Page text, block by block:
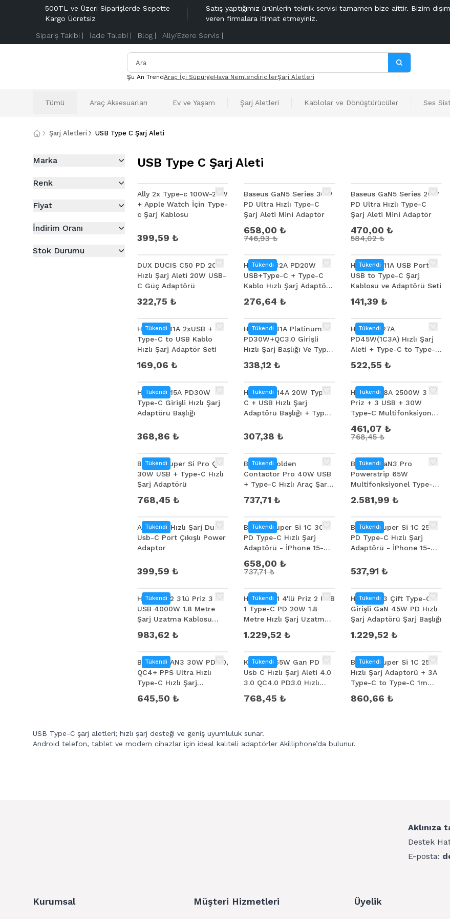
500TL ve Üzeri Siparişlerde Sepette
Kargo Ücretsiz
Satış yaptığımız ürünlerin teknik servisi tamamen bize aittir. Bizim
veren firmalara itimat etmeyiniz.
Sipariş Takibi | İade Talebi | Blog | Ally/Ezere Servis |
Şu An TrendAraç İçi SüpürgeHava NemlendiricilerŞarj Aletleri
Tümü Araç Aksesuarları Ev ve Yaşam Şarj Aletleri Kablolar ve Dönüştürücüler Ses
Şarj Aletleri USB Type C Şarj Aleti
Marka
Renk
Fiyat
İndirim Oranı
Stok Durumu
USB Type C Şarj Aleti
Ally 2x Type-c 100W-27W
+ Apple Watch İçin Type-
c Şarj Kablosu
399,59 ₺
Baseus GaN5 Series 30W
PD Ultra Hızlı Type-C
Şarj Aleti Mini Adaptör
658,00 ₺
746,93 ₺
Baseus GaN5 Series 20W
PD Ultra Hızlı Type-C
Şarj Aleti Mini Adaptör
470,00 ₺
584,02 ₺
DUX DUCIS C50 PD 20W
Hızlı Şarj Aleti 20W USB-
C Güç Adaptörü
322,75 ₺
Tükendi
Hoco CS32A PD20W
USB+Type-C + Type-C
Kablo Hızlı Şarj Adaptör
276,64 ₺
Tükendi
HOCO CS11A USB Port +
USB to Type-C Şarj
Kablosu ve Adaptörü Seti
141,39 ₺
Tükendi
Hoco CS31A 2xUSB +
Type-C to USB Kablo
Hızlı Şarj Adaptör Seti
169,06 ₺
Tükendi
HOCO C131A Platinum
PD30W+QC3.0 Girişli
Hızlı Şarj Başlığı Ve Type-
338,12 ₺
Tükendi
HOCO C127A
PD45W(1C3A) Hızlı Şarj
Aleti + Type-C to Type-C
522,55 ₺
Tükendi
HOCO CS15A PD30W
Type-C Girişli Hızlı Şarj
Adaptörü Başlığı
368,86 ₺
Tükendi
HOCO CS14A 20W Type-
C + USB Hızlı Şarj
Adaptörü Başlığı + Type-
307,38 ₺
Tükendi
HOCO AC8A 2500W 3
Priz + 3 USB + 30W
Type-C Multifonksiyonel
461,07 ₺
768,45 ₺
Tükendi
Baseus Super Si Pro QC
30W USB + Type-C Hızlı
Şarj Adaptörü
768,45 ₺
Tükendi
Baseus Golden
Contactor Pro 40W USB
+ Type-C Hızlı Araç Şarj
737,71 ₺
Tükendi
Baseus GaN3 Pro
Powerstrip 65W
Multifonksiyonel Type-C
Adaptörü Priz
2.581,99 ₺
Tükendi
Ally 35W Hızlı Şarj Dual
Usb-C Port Çıkışlı Power
Adaptor
399,59 ₺
Tükendi
Baseus Super Si 1C 30W
PD Type-C Hızlı Şarj
Adaptörü - İPhone 15-
658,00 ₺
737,71 ₺
Tükendi
Baseus Super Si 1C 25W
PD Type-C Hızlı Şarj
Adaptörü - İPhone 15-
537,91 ₺
Tükendi
HOCO NS2 3'lü Priz 3
USB 4000W 1.8 Metre
Şarj Uzatma Kablosu
983,62 ₺
Tükendi
HOCO NS1 4'lü Priz 2 USB
1 Type-C PD 20W 1.8
Metre Hızlı Şarj Uzatma
1.229,52 ₺
Tükendi
HOCO N23 Çift Type-C
Girişli GaN 45W PD Hızlı
Şarj Adaptörü Şarj Başlığı
1.229,52 ₺
Tükendi
Baseus GAN3 30W PD3.0,
QC4+ PPS Ultra Hızlı
Type-C Hızlı Şarj
645,50 ₺
Tükendi
KUULAA 65W Gan PD
Usb C Hızlı Şarj Aleti 4.0
3.0 QC4.0 PD3.0 Hızlı
768,45 ₺
Tükendi
Baseus Super Si 1C 25W
Hızlı Şarj Adaptörü + 3A
Type-C to Type-C 1m
860,66 ₺
USB Type-C şarj aletleri; hızlı şarj desteği ve geniş uyumluluk sunar.
Android telefon, tablet ve modern cihazlar için ideal kaliteli adaptörler Akilliphone’da bulunur.
Aklınıza
Destek
E-posta:
Kurumsal Müşteri Hizmetleri Üyelik